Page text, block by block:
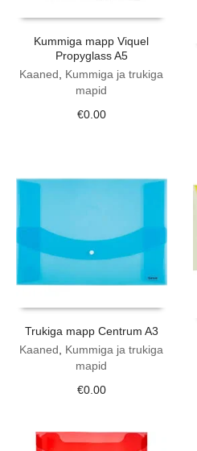
Kummiga mapp Viquel
Propyglass A5
Kaaned, Kummiga ja trukiga
mapid
€0.00
Trukiga mapp Centrum A3
Kaaned
Kummiga ja trukiga
mapid
€0.00